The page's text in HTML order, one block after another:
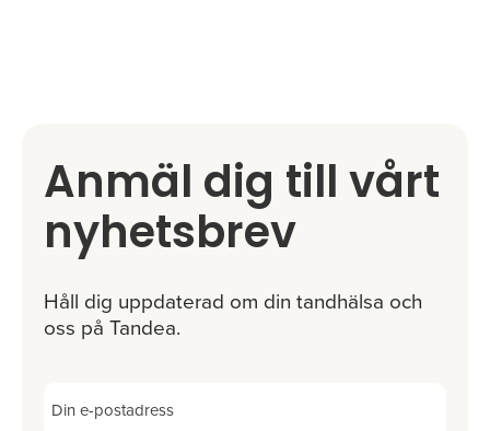
Anmäl dig till vårt
nyhetsbrev
Håll dig uppdaterad om din tandhälsa och
oss på Tandea.